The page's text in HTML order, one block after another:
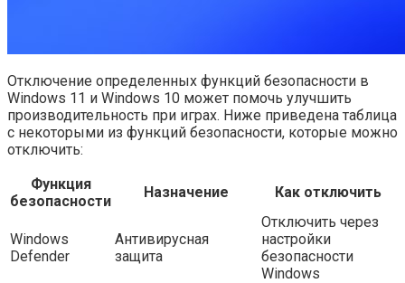
Отключение определенных функций безопасности в
Windows 11 и Windows 10 может помочь улучшить
производительность при играх. Ниже приведена таблица
с некоторыми из функций безопасности, которые можно
отключить:
Функция
безопасности
Назначение Как отключить
Windows
Defender
Антивирусная
защита
Отключить через
настройки
безопасности
Windows